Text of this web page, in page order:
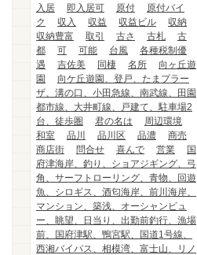
入居
即入居可 原付
原付バイ
ク
収入 収益 収益ビル
収納
収納豊富
取引 古さ 古札
古
都
可 可能 台風
各種税制優
遇
吉佐美 同棲 名所
向ヶ丘遊
園
向ケ丘遊園、登戸、たまプラー
ザ、溝の口、小田急線、南武線、田園
都市線、大井町線、戸建て、駐車場2
台、徒歩圏
君の名は
周辺環境
和室
品川 品川区 品濃
商売
商店街
問合せ 喜んで 営業
国
府津海岸、釣り、ショアジギング、弓
角、サーフトローリング、青物、回遊
魚、シロギス、酒匂海岸、前川海岸、
マンション、築浅、オーシャンビュ
ー、眺望、日当り、出勤前釣行、漁場
前、国府津駅、鴨宮駅、国道1号線、
西湘バイパス、相模湾、富士山、リノ